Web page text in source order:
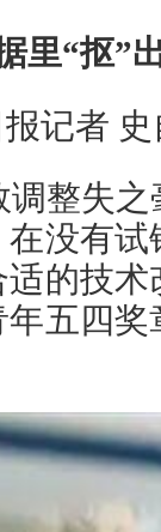
里“抠”
报记者
整失
没有
的技
五四